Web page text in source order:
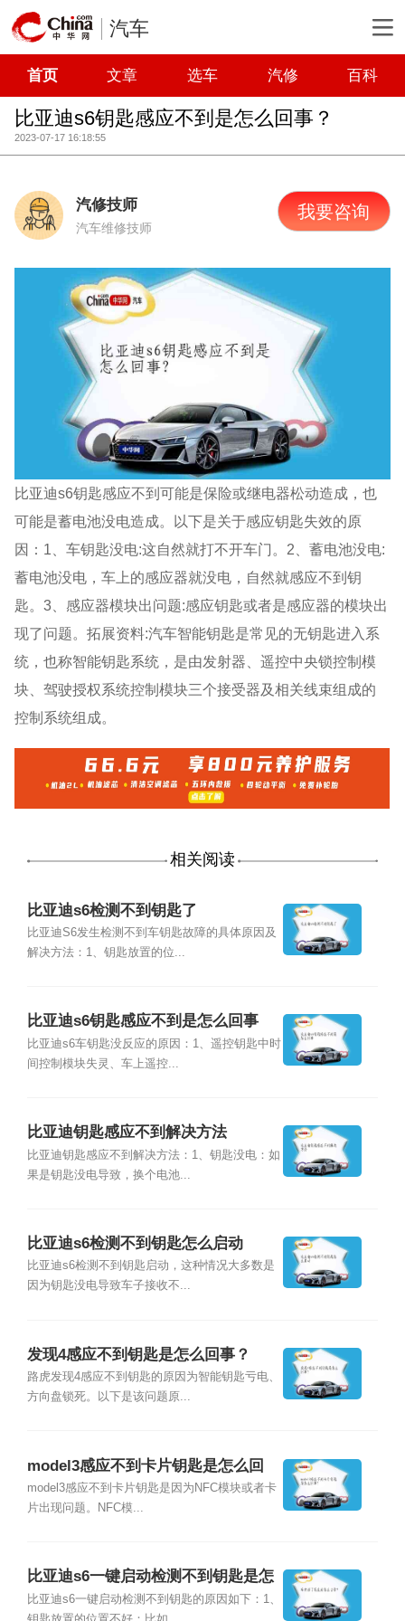
汽车
首页 文章 选车 汽修 百科
比亚迪s6钥匙感应不到是怎么回事？
2023-07-17 16:18:55
汽修技师
汽车维修技师
我要咨询
比亚迪s6钥匙感应不到可能是保险或继电器松动造成，也
可能是蓄电池没电造成。以下是关于感应钥匙失效的原
因：1、车钥匙没电:这自然就打不开车门。2、蓄电池没电:
蓄电池没电，车上的感应器就没电，自然就感应不到钥
匙。3、感应器模块出问题:感应钥匙或者是感应器的模块出
现了问题。拓展资料:汽车智能钥匙是常见的无钥匙进入系
统，也称智能钥匙系统，是由发射器、遥控中央锁控制模
块、驾驶授权系统控制模块三个接受器及相关线束组成的
控制系统组成。
相关阅读
比亚迪s6检测不到钥匙了
比亚迪S6发生检测不到车钥匙故障的具体原因及
解决方法：1、钥匙放置的位...
比亚迪s6钥匙感应不到是怎么回事
比亚迪s6车钥匙没反应的原因：1、遥控钥匙中时
间控制模块失灵、车上遥控...
比亚迪钥匙感应不到解决方法
比亚迪钥匙感应不到解决方法：1、钥匙没电：如
果是钥匙没电导致，换个电池...
比亚迪s6检测不到钥匙怎么启动
比亚迪s6检测不到钥匙启动，这种情况大多数是
因为钥匙没电导致车子接收不...
发现4感应不到钥匙是怎么回事？
路虎发现4感应不到钥匙的原因为智能钥匙亏电、
方向盘锁死。以下是该问题原...
model3感应不到卡片钥匙是怎么回
事？
model3感应不到卡片钥匙是因为NFC模块或者卡
片出现问题。NFC模...
比亚迪s6一键启动检测不到钥匙是怎
么回事？
比亚迪s6一键启动检测不到钥匙的原因如下：1、